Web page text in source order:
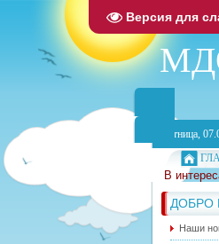
Версия для
Пятница,
В
ДОБРО
Наши